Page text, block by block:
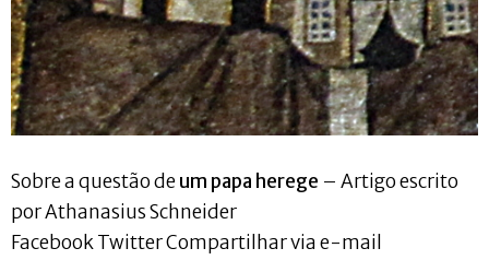
Sobre a questão deum papa herege – Artigo escrito
por Athanasius Schneider
Facebook Twitter Compartilhar via e-mail